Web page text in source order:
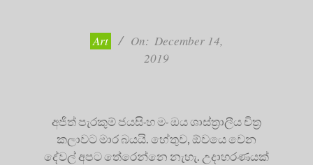
Art On: December 14,
2019
අජිත් පැරකුම් ජයසිංහ මං ඔය ශාස්ත්‍රාලීය චිත්‍ර
කලාවට මාර බයයි. හේතුව, ඕවයෙ වෙන
දේවල් අපට තේරෙන්නෙ නැහැ. උදාහරණයක්